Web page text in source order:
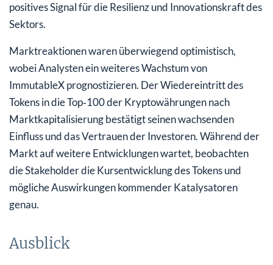
positives Signal für die Resilienz und Innovationskraft des
Sektors.
Marktreaktionen waren überwiegend optimistisch,
wobei Analysten ein weiteres Wachstum von
ImmutableX prognostizieren. Der Wiedereintritt des
Tokens in die Top‑100 der Kryptowährungen nach
Marktkapitalisierung bestätigt seinen wachsenden
Einfluss und das Vertrauen der Investoren. Während der
Markt auf weitere Entwicklungen wartet, beobachten
die Stakeholder die Kursentwicklung des Tokens und
mögliche Auswirkungen kommender Katalysatoren
genau.
Ausblick